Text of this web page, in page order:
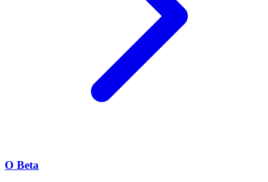
O Beta